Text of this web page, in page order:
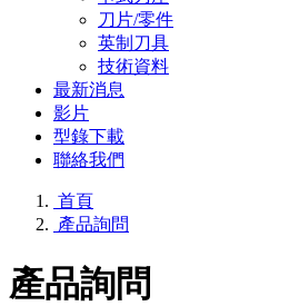
刀片/零件
英制刀具
技術資料
最新消息
影片
型錄下載
聯絡我們
首頁
產品詢問
產品詢問